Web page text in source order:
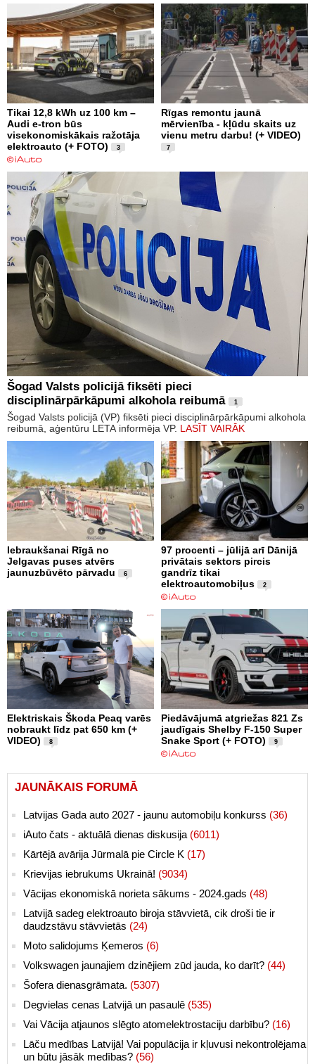
Tikai 12,8 kWh uz 100 km –
Audi e-tron būs
visekonomiskākais ražotāja
elektroauto (+ FOTO)
3
Rīgas remontu jaunā
mērvienība - kļūdu skaits uz
vienu metru darbu! (+ VIDEO)
7
Šogad Valsts policijā fiksēti pieci
disciplinārpārkāpumi alkohola reibumā
1
Šogad Valsts policijā (VP) fiksēti pieci disciplinārpārkāpumi alkohola
reibumā, aģentūru LETA informēja VP. LASĪT VAIRĀK
Iebraukšanai Rīgā no
Jelgavas puses atvērs
jaunuzbūvēto pārvadu
6
97 procenti – jūlijā arī Dānijā
privātais sektors pircis
gandrīz tikai
elektroautomobiļus
2
Elektriskais Škoda Peaq varēs
nobraukt līdz pat 650 km (+
VIDEO)
8
Piedāvājumā atgriežas 821 Zs
jaudīgais Shelby F-150 Super
Snake Sport (+ FOTO)
9
JAUNĀKAIS FORUMĀ
Latvijas Gada auto 2027 - jaunu automobiļu konkurss (36)
iAuto čats - aktuālā dienas diskusija (6011)
Kārtējā avārija Jūrmalā pie Circle K (17)
Krievijas iebrukums Ukrainā! (9034)
Vācijas ekonomiskā norieta sākums - 2024.gads (48)
Latvijā sadeg elektroauto biroja stāvvietā, cik droši tie ir
daudzstāvu stāvvietās (24)
Moto salidojums Ķemeros (6)
Volkswagen jaunajiem dzinējiem zūd jauda, ko darīt? (44)
Šofera dienasgrāmata. (5307)
Degvielas cenas Latvijā un pasaulē (535)
Vai Vācija atjaunos slēgto atomelektrostaciju darbību? (16)
Lāču medības Latvijā! Vai populācija ir kļuvusi nekontrolējama
un būtu jāsāk medības? (56)